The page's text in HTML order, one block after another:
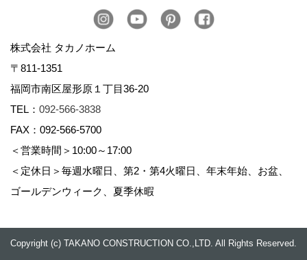
株式会社 タカノホーム
〒811-1351
福岡市南区屋形原１丁目36-20
TEL： 092-566-3838
FAX：092-566-5700
＜営業時間＞10:00～17:00
＜定休日＞毎週水曜日、第2・第4火曜日、年末年始、お盆、
ゴールデンウィーク、夏季休暇
Copyright (c) TAKANO CONSTRUCTION CO.,LTD. All Rights Reserved.